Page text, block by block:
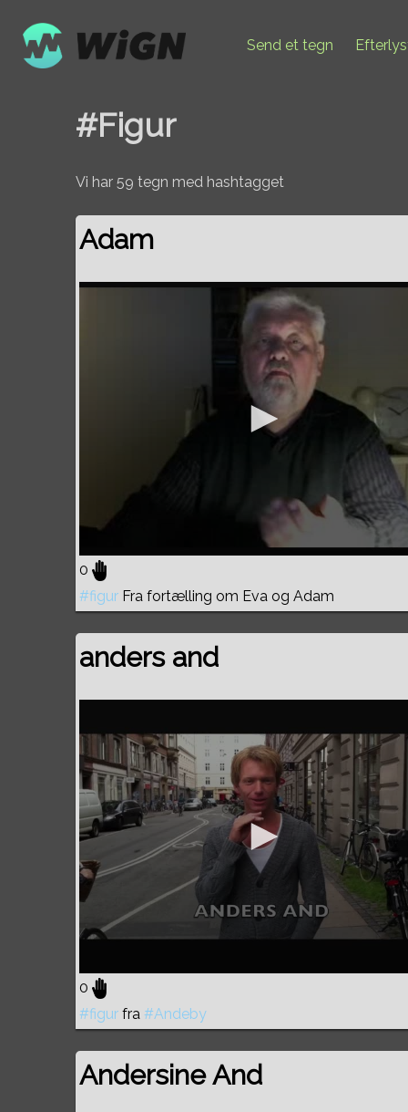
Send et tegn
#Figur
Vi har 59 tegn med hashtagget
Adam
0
#figur Fra fortælling om Eva og Adam
anders and
0
#figur fra #Andeby
Andersine And